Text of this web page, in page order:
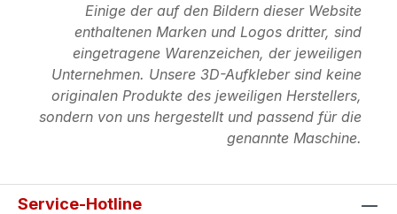
Einige der auf den Bildern dieser Website
enthaltenen Marken und Logos dritter, sind
eingetragene Warenzeichen, der jeweiligen
Unternehmen. Unsere 3D-Aufkleber sind keine
originalen Produkte des jeweiligen Herstellers,
sondern von uns hergestellt und passend für die
genannte Maschine.
Service-Hotline